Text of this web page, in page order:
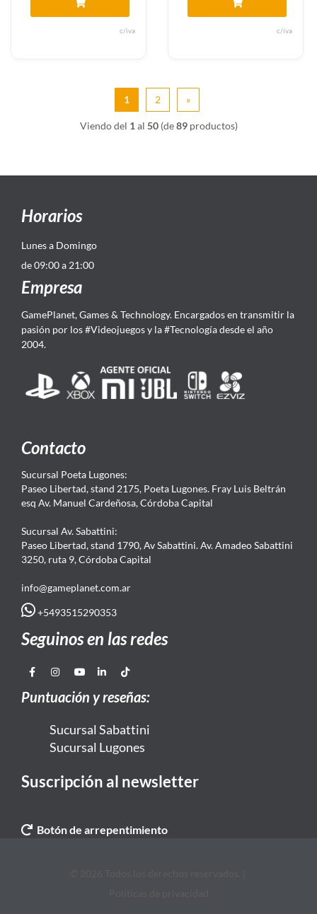
c/iva c/iva
1 2 »
Viendo del 1 al 50(de89productos)
Horarios
Lunes a Domingo
de 09:00 a 21:00
Empresa
GamePlanet, Games & Technology. Encargados en transmitir la
pasión por los #Videojuegos y la #Tecnología desde el año
2004.
Contacto
Sucursal Poeta Lugones:
Paseo Libertad, stand 2175, Poeta Lugones. Fray Luis Beltrán
esq Av. Manuel Cardeñosa, Córdoba Capital
Sucursal Av. Sabattini:
Paseo Libertad, stand 1790, Av Sabattini. Av. Amadeo Sabattini
3250, ruta 9, Córdoba Capital
info@gameplanet.com.ar
+5493515290353
Seguinos en las redes
Puntuación y reseñas:
Sucursal Sabattini
Sucursal Lugones
Suscripción al newsletter
Botón de arrepentimiento